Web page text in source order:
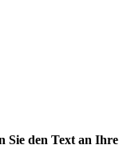
Sie den Text an Ihre